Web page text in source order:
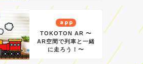
app
TOKOTON AR 〜
AR空間で列車と一緒
に走ろう！〜